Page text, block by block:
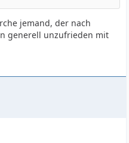
jemand, der nach
generell unzufrieden mit